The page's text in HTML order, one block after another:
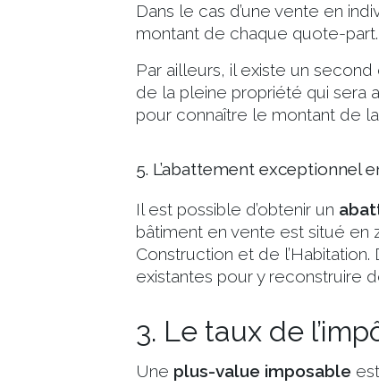
Dans le cas d’une vente en
montant de chaque quote-
Par ailleurs, il existe un
de la pleine propriété qui sera
pour connaître le montant de
5. L’abattement exceptionnel
Il est possible d’obtenir un
bâtiment en vente est situé en
Construction et de
existantes pour y reconstruire
3. Le taux de
Une plus-value imposable